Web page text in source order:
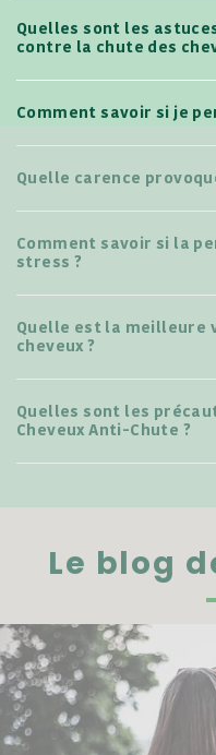
Quelles sont les
contre la chute des
Comment savoir si je
Quelle carence
Comment savoir si la
stress ?
Quelle est la meilleure
cheveux ?
Quelles sont les
Cheveux Anti-Chute ?
Le blog